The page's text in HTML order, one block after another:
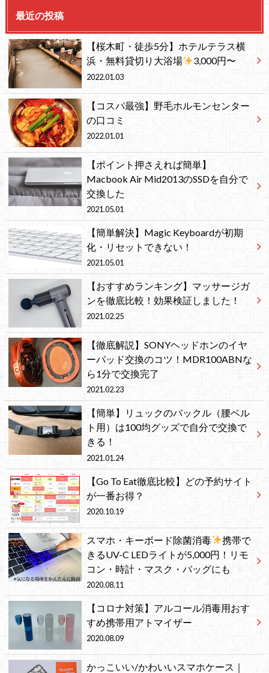
最近の投稿
【桜木町・徒歩5分】ホテルテラス横
浜・無料貸切り大浴場
3,000円〜
2022.01.03
【コスパ最強】野毛ホルモンセンター
の口コミ
2022.01.01
【ポイント押さえれば簡単】
Macbook Air Mid2013のSSDを自分で
交換した
2021.05.01
【簡単解決】Magic Keyboardが初期
化・リセットできない！
2021.05.01
【おすすめランキング】マッサージガ
ンを徹底比較！効果検証しました！
2021.02.25
【徹底解説】SONYヘッドホンのイヤ
ーパッド交換のコツ！MDR100ABNな
ら1分で交換完了
2021.02.23
【簡単】リュックのバックル（腰ベル
ト用）は100均グッズで自分で交換で
きる！
2021.01.24
【Go To Eat徹底比較】どの予約サイト
が一番お得？
2020.10.19
スマホ・キーボード除菌消毒
携帯で
きるUV-C LEDライトが5,000円！リモ
コン・時計・マスク・バッグにも
2020.08.11
【コロナ対策】アルコール消毒用おす
すめ携帯用アトマイザー
2020.08.09
かっこいい/かわいいスマホケース｜